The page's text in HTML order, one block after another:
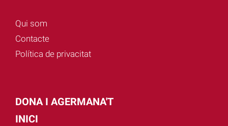
Qui som
Contacte
Política de privacitat
DONA I AGERMANA'T
INICI